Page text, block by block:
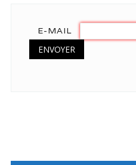
E-MAIL